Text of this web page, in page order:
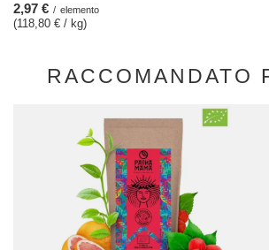
2,97 € / elemento
(118,80 € / kg)
RACCOMANDATO